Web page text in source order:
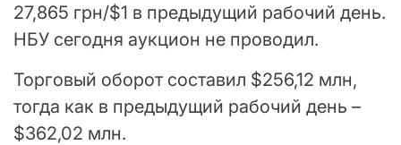
27,865 грн/$1 в предыдущий рабочий день.
НБУ сегодня аукцион не проводил.
Торговый оборот составил $256,12 млн,
тогда как в предыдущий рабочий день –
$362,02 млн.